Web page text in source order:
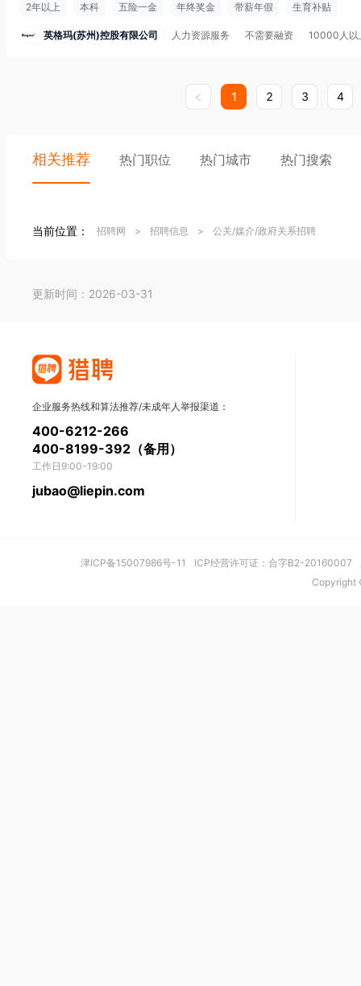
2年以上 本科 五险一金 年终奖金 带薪年假 生育补贴
英格玛(苏州)控股有限公司 人力资源服务 不需要融资 10000人以
1 2 3 4
相关推荐 热门职位 热门城市 热门搜索
当前位置： 招聘网 > 招聘信息 > 公关/媒介/政府关系招聘
更新时间：2026-03-31